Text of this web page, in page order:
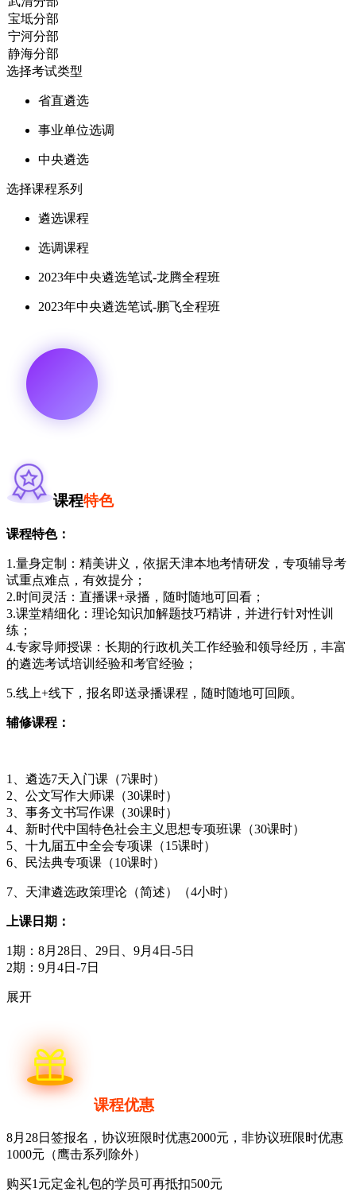
选择考试类型
省直遴选
事业单位选调
中央遴选
选择课程系列
遴选课程
选调课程
2023年中央遴选笔试-龙腾全程班
2023年中央遴选笔试-鹏飞全程班
课程特色
课程特色：
1.量身定制：精美讲义，依据天津本地考情研发，专项辅导考
试重点难点，有效提分；
2.时间灵活：直播课+录播，随时随地可回看；
3.课堂精细化：理论知识加解题技巧精讲，并进行针对性训
练；
4.专家导师授课：长期的行政机关工作经验和领导经历，丰富
的遴选考试培训经验和考官经验；
5.线上+线下，报名即送录播课程，随时随地可回顾。
辅修课程：
1、遴选7天入门课（7课时）
2、公文写作大师课（30课时）
3、事务文书写作课（30课时）
4、新时代中国特色社会主义思想专项班课（30课时）
5、十九届五中全会专项课（15课时）
6、民法典专项课（10课时）
7、天津遴选政策理论（简述）（4小时）
上课日期：
1期：8月28日、29日、9月4日-5日
2期：9月4日-7日
展开
课程优惠
8月28日签报名，协议班限时优惠2000元，非协议班限时优惠
1000元（鹰击系列除外）
购买1元定金礼包的学员可再抵扣500元